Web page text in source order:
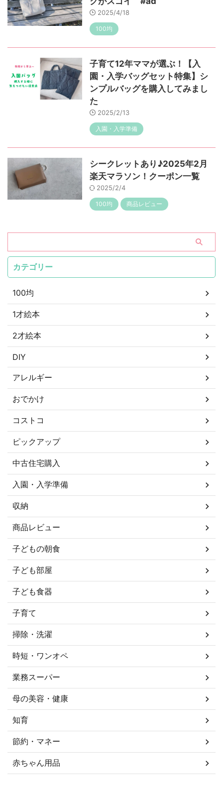
2025/4/18
100均
子育て12年ママが選ぶ！【入
園・入学バッグセット特集】シ
ンプルバッグを購入してみまし
た
2025/2/13
入園・入学準備
シークレットあり♪2025年2月
楽天マラソン！クーポン一覧
2025/2/4
100均 商品レビュー
カテゴリー
100均
1才絵本
2才絵本
DIY
アレルギー
おでかけ
コストコ
ピックアップ
中古住宅購入
入園・入学準備
収納
商品レビュー
子どもの朝食
子ども部屋
子ども食器
子育て
掃除・洗濯
時短・ワンオペ
業務スーパー
母の美容・健康
知育
節約・マネー
赤ちゃん用品